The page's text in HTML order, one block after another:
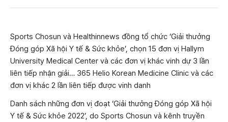
Sports Chosun và Healthinnews đồng tổ chức ‘Giải thưởng
Đóng góp Xã hội Y tế & Sức khỏe’, chọn 15 đơn vị Hallym
University Medical Center và các đơn vị khác vinh dự 3 lần
liên tiếp nhận giải… 365 Helio Korean Medicine Clinic và các
đơn vị khác 2 lần liên tiếp được vinh danh
Danh sách những đơn vị đoạt ‘Giải thưởng Đóng góp Xã hội
Y tế & Sức khỏe 2022’, do Sports Chosun và kênh truyền